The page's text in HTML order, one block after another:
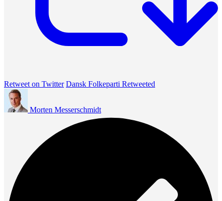
Retweet on Twitter Dansk Folkeparti Retweeted
Morten Messerschmidt